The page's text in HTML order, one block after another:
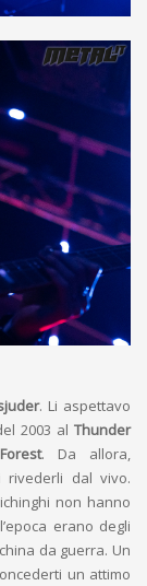
. Li aspettavo
2003 al Thunder
. Da allora,
rivederli dal vivo.
non hanno
erano degli
da guerra. Un
un attimo